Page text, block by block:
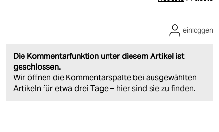
Die Kommentarfunktion unter diesem Artikel ist
geschlossen.
Wir öffnen die Kommentarspalte bei ausgewählten
Artikeln für etwa drei Tage – hier sind sie zu finden.
einloggen